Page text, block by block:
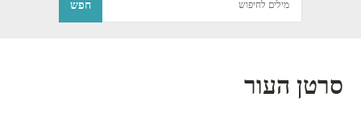
סרטן העור